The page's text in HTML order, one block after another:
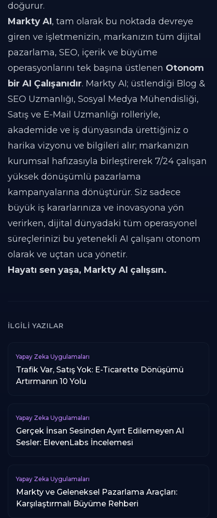
doğurur.
Markty AI, tam olarak bu noktada devreye
giren ve işletmenizin, markanızın tüm dijital
pazarlama, SEO, içerik ve büyüme
operasyonlarını tek başına üstlenen Otonom
bir AI Çalışanıdır. Markty AI; üstlendiği Blog &
SEO Uzmanlığı, Sosyal Medya Mühendisliği,
Satış ve E-Mail Uzmanlığı rolleriyle,
akademide ve iş dünyasında ürettiğiniz o
harika vizyonu ve bilgileri alır; markanızın
kurumsal hafızasıyla birleştirerek 7/24 çalışan
yüksek dönüşümlü pazarlama
kampanyalarına dönüştürür. Siz sadece
büyük iş kararlarınıza ve inovasyona yön
verirken, dijital dünyadaki tüm operasyonel
süreçlerinizi bu yetenekli AI çalışanı otonom
olarak ve uçtan uca yönetir.
Hayatı sen yaşa, Markty AI çalışsın.
İLGILI YAZILAR
Yapay Zeka Uygulamaları
Trafik Var, Satış Yok: E-Ticarette Dönüşümü
Artırmanın 10 Yolu
Yapay Zeka Uygulamaları
Gerçek İnsan Sesinden Ayırt Edilemeyen AI
Sesler: ElevenLabs İncelemesi
Yapay Zeka Uygulamaları
Markty ve Geleneksel Pazarlama Araçları:
Karşılaştırmalı Büyüme Rehberi